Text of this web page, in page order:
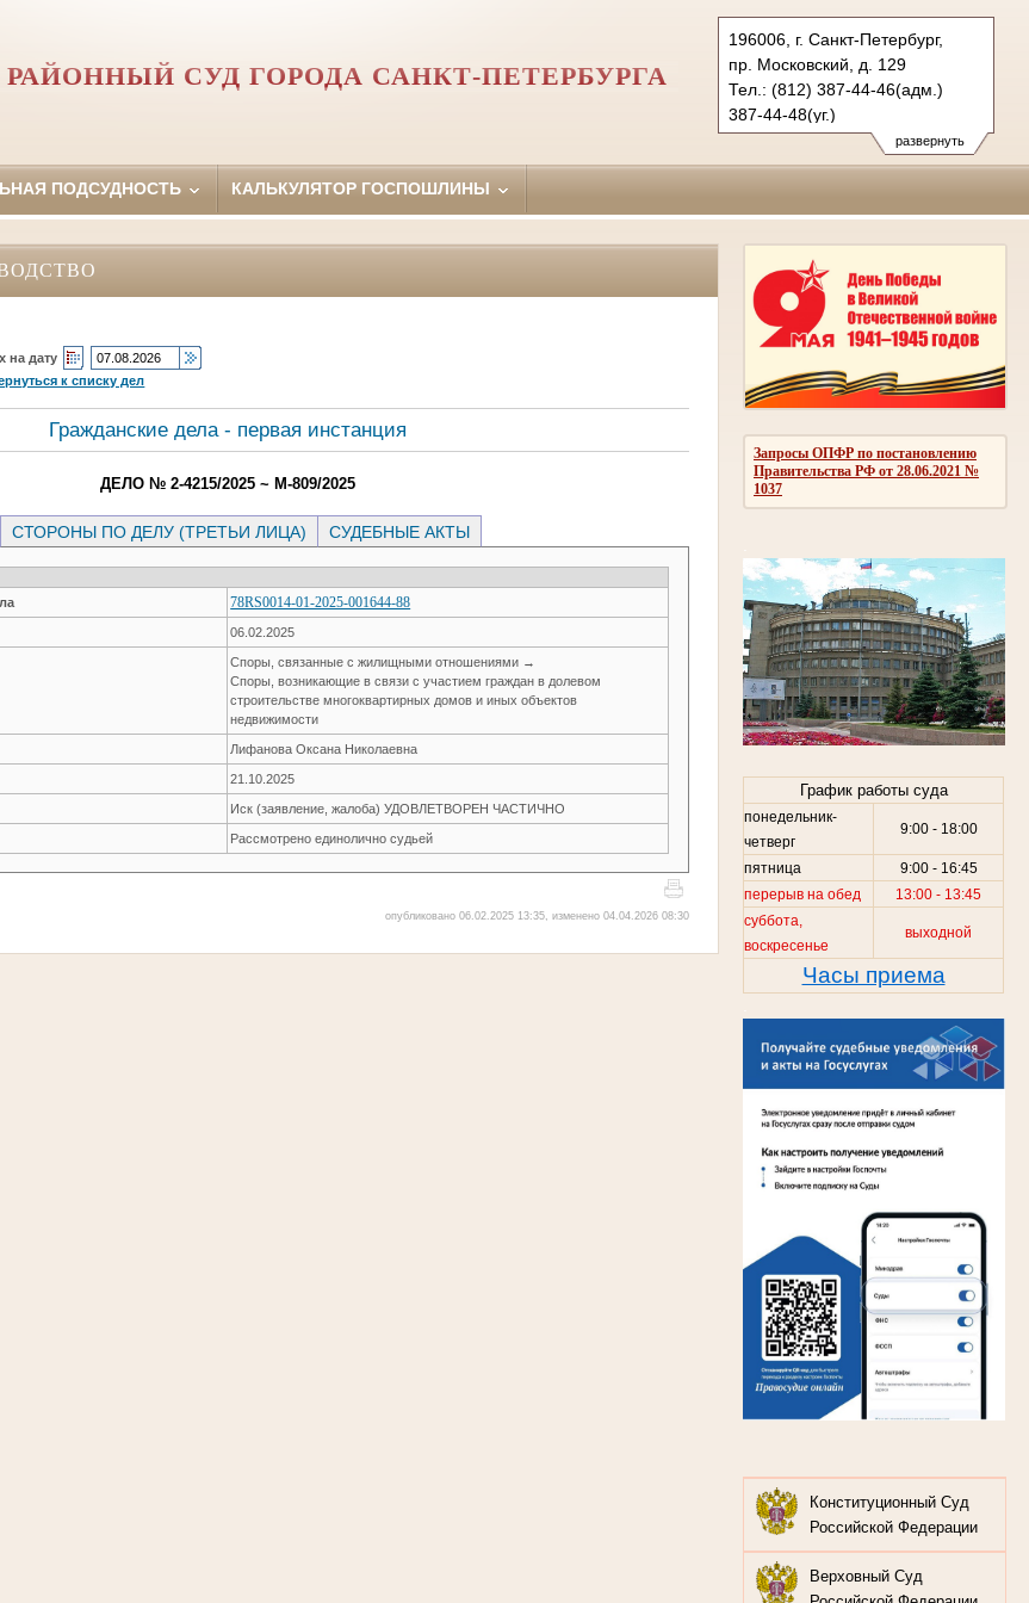
развернуть
196006, г. Санкт-Петербург,
пр. Московский, д. 129
Тел.: (812) 387-44-46(адм.)
387-44-48(уг.)
388-70-39(гр)
msk.spb@sudrf.ru
СУД ГОРОДА САНКТ-ПЕТЕРБУРГА
ПОДСУДНОСТЬ КАЛЬКУЛЯТОР ГОСПОШЛИНЫ
Запросы ОПФР по постановлению
Правительства РФ от 28.06.2021 №
1037
График работы суда
понедельник-
четверг
9:00 - 18:00
пятница
9:00 - 16:45
перерыв на обед
13:00 - 13:45
суббота,
воскресенье
выходной
Часы приема
Конституционный Суд
Российской Федерации
Верховный Суд
на дату
к списку дел
Гражданские дела - первая инстанция
ДЕЛО № 2-4215/2025 ~ М-809/2025
СТОРОНЫ ПО ДЕЛУ (ТРЕТЬИ ЛИЦА) СУДЕБНЫЕ АКТЫ
78RS0014-01-2025-001644-88
06.02.2025
Споры, связанные с жилищными отношениями →
Споры, возникающие в связи с участием граждан в долевом
строительстве многоквартирных домов и иных объектов
недвижимости
Лифанова Оксана Николаевна
21.10.2025
Иск (заявление, жалоба) УДОВЛЕТВОРЕН ЧАСТИЧНО
Рассмотрено единолично судьей
опубликовано 06.02.2025 13:35, изменено 04.04.2026 08:30